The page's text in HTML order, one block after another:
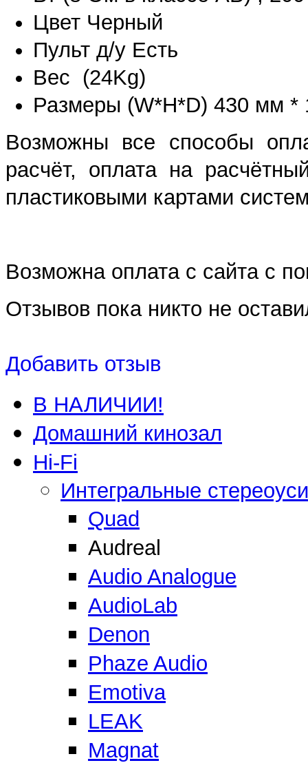
Цвет Черный
Пульт д/у Есть
Вес (24Kg)
Размеры (W*H*D) 430 мм
Возможны все способы
расчёт, оплата на
пластиковыми картами
Возможна оплата с сайта с
Отзывов пока никто не
Добавить отзыв
В НАЛИЧИИ!
Домашний кинозал
Hi-Fi
Интегральные
Quad
Audreal
Audio Analogue
AudioLab
Denon
Phaze Audio
Emotiva
LEAK
Magnat